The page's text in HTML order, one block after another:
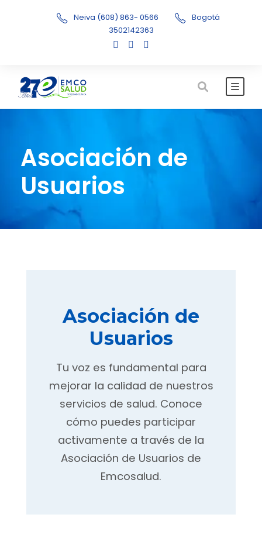
Neiva (608) 863- 0566
Bogotá
3502142363
Asociación de
Usuarios
Asociación de
Usuarios
Tu voz es fundamental para
mejorar la calidad de nuestros
servicios de salud. Conoce
cómo puedes participar
activamente a través de la
Asociación de Usuarios de
Emcosalud.